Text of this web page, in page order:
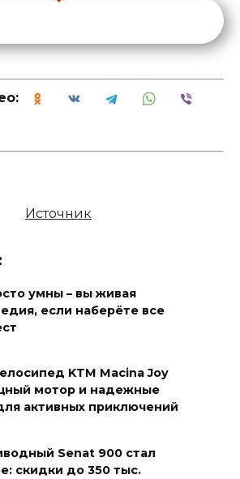
Источник
умны – вы живая
если наберёте все
KTM Macina Joy
мотор и надежные
активных приключений
Senat 900 стал
скидки до 350 тыс.